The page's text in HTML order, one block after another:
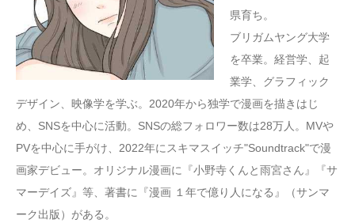
県育ち。
ブリガムヤング大学
を卒業。経営学、起
業学、グラフィック
デザイン、映像学を学ぶ。2020年から独学で漫画を描きはじ
め、SNSを中心に活動。SNSの総フォロワー数は28万人。MVや
PVを中心に手がけ、2022年にスキマスイッチ"Soundtrack"で漫
画家デビュー。オリジナル漫画に『小野寺くんと雨宮さん』『サ
マーデイズ』等、著書に『漫画 １年で億り人になる』（サンマ
ーク出版）がある。